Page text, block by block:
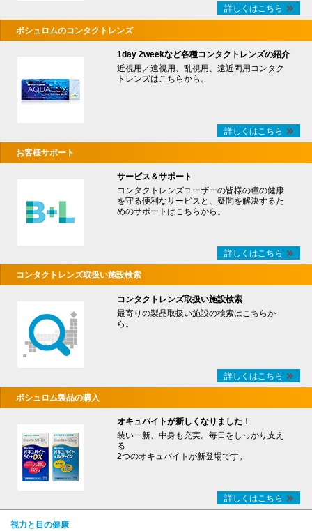
詳しくはこちら
ボシュロムのコンタクトレンズ
1day 2weekなど各種コンタクトレンズの紹介
近視用／遠視用、乱視用、遠近両用コンタク
トレンズはこちらから。
詳しくはこちら
お客様サポート
サービス＆サポート
コンタクトレンズユーザーの皆様の瞳の健康
を守る便利なサービスと、疑問を解決するた
めのサポートはこちらから。
詳しくはこちら
コンタクトレンズ取扱い施設検索
コンタクトレンズ取扱い施設検索
最寄りの製品取扱い施設の検索はこちらか
ら。
詳しくはこちら
ボシュロム製品の購入
オキュバイトが新しくなりました！
装い一新、中身も充実。毎日をしっかり支え
る
2つのオキュバイトが新登場です。
詳しくはこちら
視力と目の健康